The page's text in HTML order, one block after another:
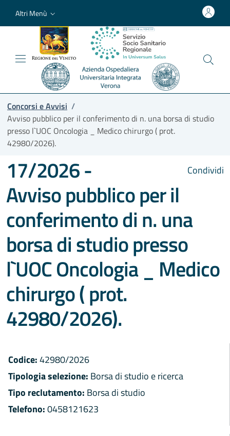
Altri Menù
Concorsi e Avvisi /
Avviso pubblico per il conferimento di n. una borsa di studio
presso l`UOC Oncologia _ Medico chirurgo ( prot.
42980/2026).
Condividi
17/2026 -
Avviso pubblico per il
conferimento di n. una
borsa di studio presso
l`UOC Oncologia _ Medico
chirurgo ( prot.
42980/2026).
Codice:42980/2026
Tipologia selezione: Borsa di studio e ricerca
Tipo reclutamento: Borsa di studio
Telefono:0458121623